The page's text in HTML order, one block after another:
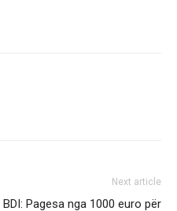
Next article
BDI: Pagesa nga 1000 euro për